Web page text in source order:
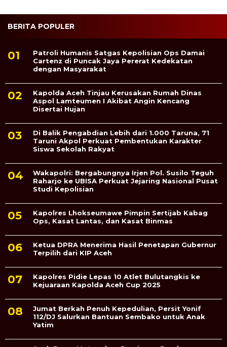
BERITA POPULER
Patroli Humanis Satgas Kepolisian Ops Damai
Cartenz di Puncak Jaya Pererat Kedekatan
dengan Masyarakat
Kapolda Aceh Tinjau Kerusakan Rumah Dinas
Aspol Lamteumen I Akibat Angin Kencang
Disertai Hujan
Di Balik Pengabdian Lebih dari 1.000 Taruna, 71
Taruni Akpol Perkuat Pembentukan Karakter
Siswa Sekolah Rakyat
Wakapolri: Bergabungnya Irjen Pol. Susilo Teguh
Raharjo ke UBISA Perkuat Jejaring Nasional Pusat
Studi Kepolisian
Kapolres Lhokseumawe Pimpin Sertijab Kabag
Ops, Kasat Lantas, dan Kasat Binmas
Ketua DPRA Menerima Hasil Penetapan Gubernur
Terpilih dari KIP Aceh
Kapolres Pidie Lepas 10 Atlet Bulutangkis ke
Kejuaraan Kapolda Aceh Cup 2025
Jumat Berkah Penuh Kepedulian, Persit Yonif
112/DJ Salurkan Bantuan Sembako untuk Anak
Yatim